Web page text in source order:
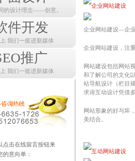
的设计理念——创意。
件开发
我们一挺进新媒体
推广
我们一挺进新媒体
点击在线留言按钮来
的意向单：
企业网站建设
企业网站建设—企
企业网站建设，注
网站建设包括网站
和了解公司的文化
站导航设计（栏目
求谛互动设计凭借
网站形象的好与坏
美结合。
互动网站建设